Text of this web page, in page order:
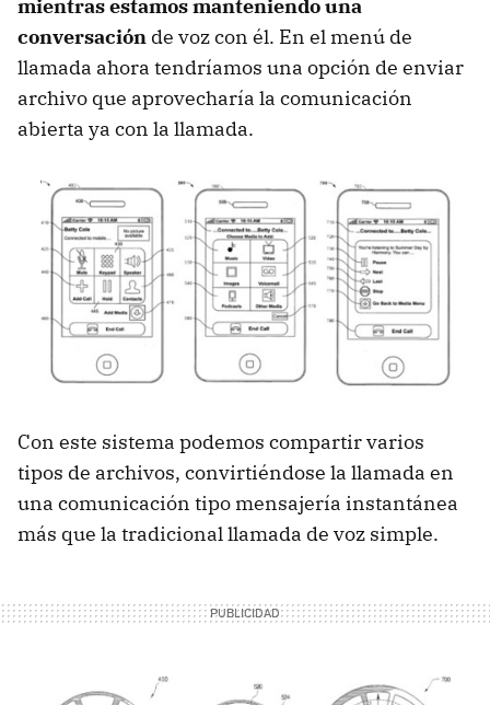
mientras estamos manteniendo una
conversación de voz con él. En el menú de
llamada ahora tendríamos una opción de enviar
archivo que aprovecharía la comunicación
abierta ya con la llamada.
Con este sistema podemos compartir varios
tipos de archivos, convirtiéndose la llamada en
una comunicación tipo mensajería instantánea
más que la tradicional llamada de voz simple.